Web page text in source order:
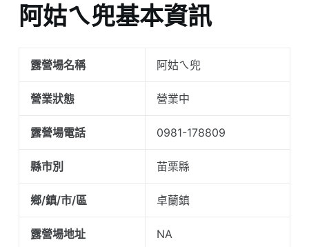
阿姑ㄟ兜基本資訊
露營場名稱 阿姑ㄟ兜
營業狀態 營業中
露營場電話 0981-178809
縣市別 苗栗縣
鄉/鎮/市/區 卓蘭鎮
露營場地址 NA